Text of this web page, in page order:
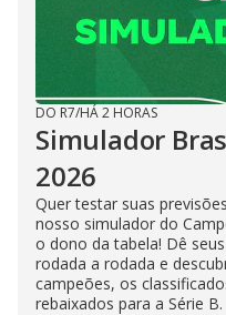
DO R7/HÁ 2 HORAS
Simulador
2026
Quer testar suas
nosso simulador do
o dono da tabela! Dê
rodada a rodada e
campeões, os
rebaixados para a Série B.